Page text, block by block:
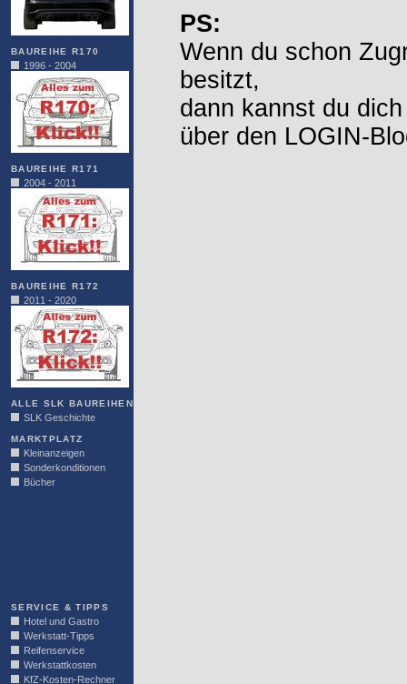
BAUREIHE R170
1996 - 2004
BAUREIHE R171
2004 - 2011
BAUREIHE R172
2011 - 2020
ALLE SLK BAUREIHEN
SLK Geschichte
MARKTPLATZ
Kleinanzeigen
Sonderkonditionen
Bücher
SERVICE & TIPPS
Hotel und Gastro
Werkstatt-Tipps
Reifenservice
Werkstattkosten
KfZ-Kosten-Rechner
PS:
Wenn du schon
besitzt,
dann kannst du
über den LOGIN-